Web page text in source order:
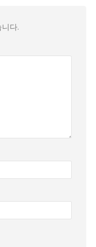
둘러싼다. 어떤 사람은
다.